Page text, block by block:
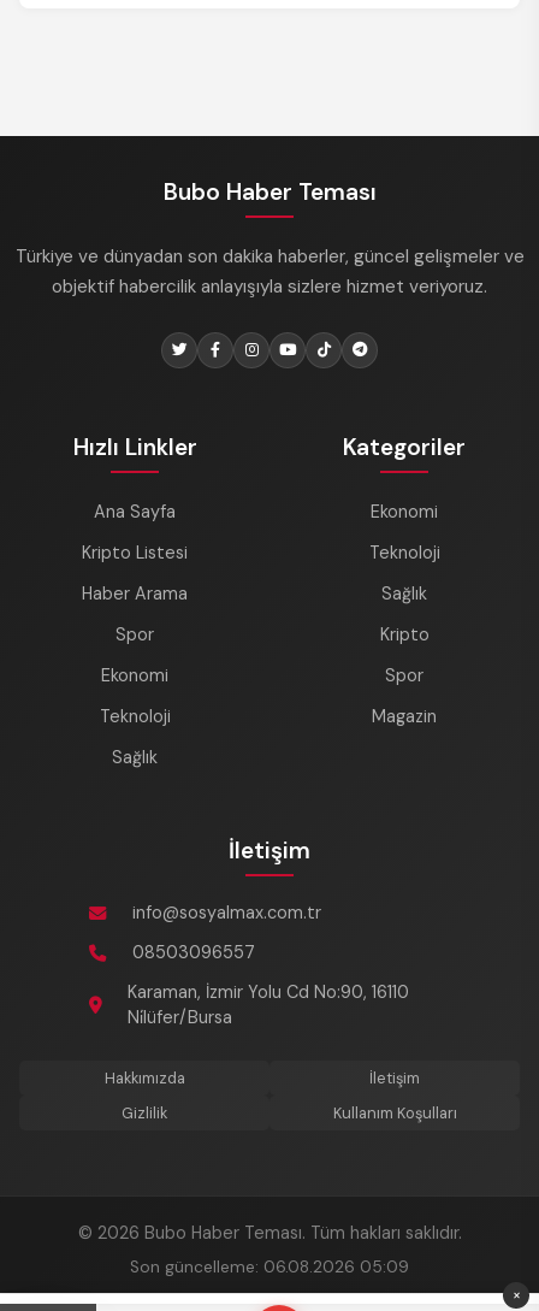
Bubo Haber Teması
Türkiye ve dünyadan son dakika haberler, güncel gelişmeler ve
objektif habercilik anlayışıyla sizlere hizmet veriyoruz.
Hızlı Linkler
Ana Sayfa
Kripto Listesi
Haber Arama
Spor
Ekonomi
Teknoloji
Sağlık
Kategoriler
Ekonomi
Teknoloji
Sağlık
Kripto
Spor
Magazin
İletişim
info@sosyalmax.com.tr
08503096557
Karaman, İzmir Yolu Cd No:90, 16110
Ni̇lüfer/Bursa
Hakkımızda
İletişim
Gizlilik
Kullanım Koşulları
© 2026 Bubo Haber Teması. Tüm hakları saklıdır.
Son güncelleme: 06.08.2026 05:09
×